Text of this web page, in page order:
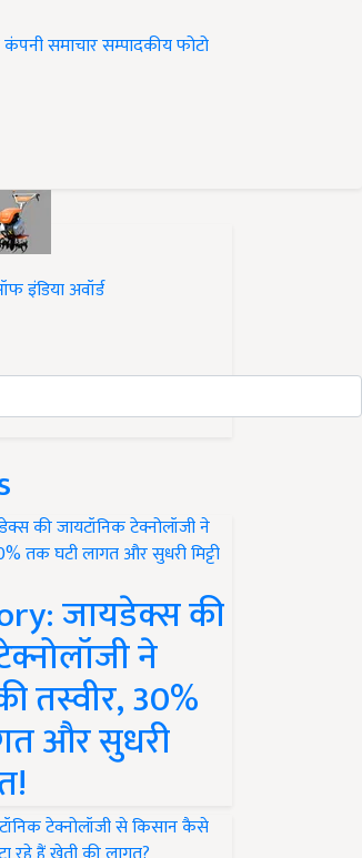
कंपनी समाचारसम्पादकीयफोटो
इंडिया अवॉर्ड
जायडेक्स की
ने
तस्वीर, 30%
और सुधरी